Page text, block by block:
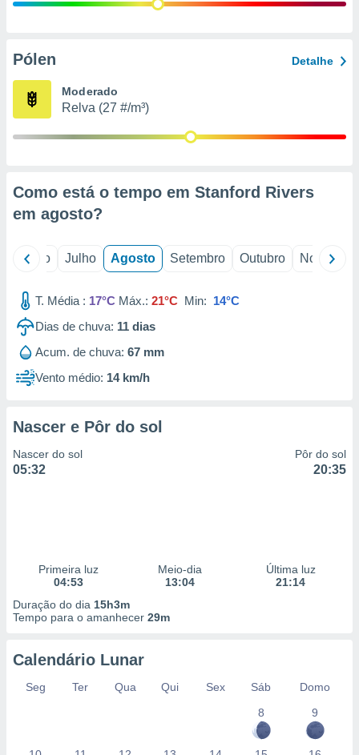
e
de
Pólen Detalhe
Moderado
Relva (27 #/m³)
Como está o tempo em Stanford Rivers
em agosto?
Junho Julho Agosto Setembro Outubro Novembro
T. Média : 17°C Máx.: 21°C Min: 14°C
Dias de chuva: 11 dias
Acum. de chuva: 67 mm
Vento médio: 14 km/h
Nascer e Pôr do sol
Nascer do sol
05:32
Pôr do sol
20:35
Primeira luz
04:53
Meio-dia
13:04
Última luz
21:14
Duração do dia 15h3m
Tempo para o amanhecer 29m
Calendário Lunar
Seg Ter Qua Qui Sex Sáb
Domo
8
9